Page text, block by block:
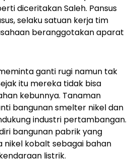
diceritakan Saleh. Pansus
selaku satuan kerja tim
beranggotakan aparat
ganti rugi namun tak
itu mereka tidak bisa
kebunnya. Tanaman
bangunan smelter nikel dan
industri pertambangan.
bangunan pabrik yang
nikel kobalt sebagai bahan
listrik.